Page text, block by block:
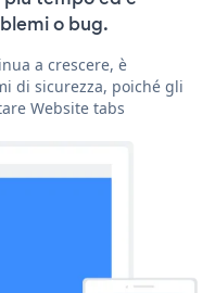
o bug.
a crescere, è
di sicurezza, poiché gli
Website tabs